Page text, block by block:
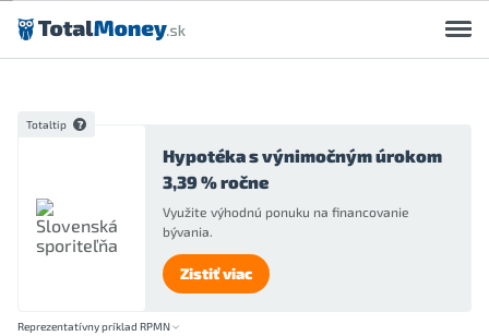
Preskočiť na obsah
Totaltip
Hypotéka s výnimočným úrokom
3,39 % ročne
Využite výhodnú ponuku na financovanie
bývania.
Zistiť viac
Reprezentatívny príklad RPMN